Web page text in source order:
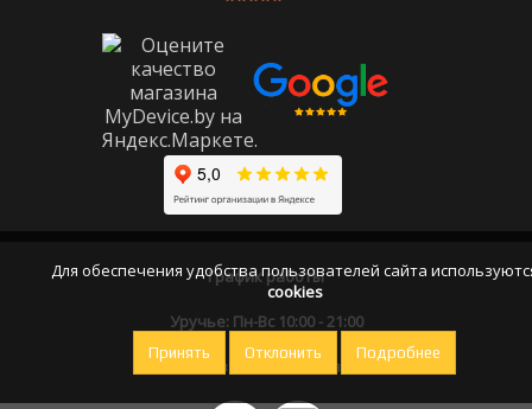
График работы
Уручье: Пн-Вс 10:00 - 21:00
Оставайтесь на связи
Для обеспечения удобства пользователей сайта
cookies
Принять Отклонить Подробнее